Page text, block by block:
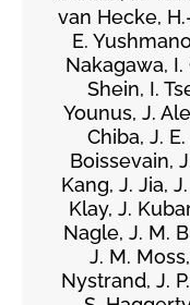
van Hecke,
E.
Nakagawa,
Shein, I.
Younus, J.
Chiba, J.
Boissevain,
Kang, J. Jia,
Klay, J.
Nagle, J. M.
J. M.
Nystrand, J.